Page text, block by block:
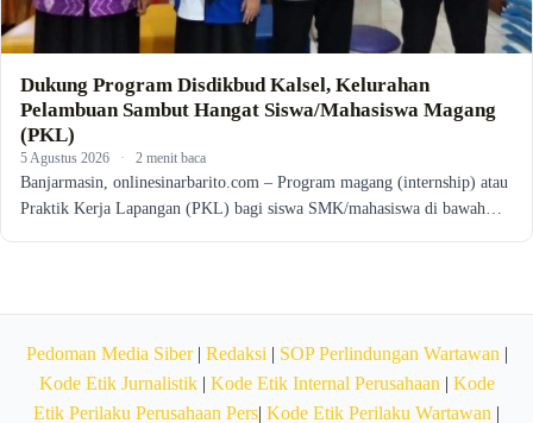
Dukung Program Disdikbud Kalsel, Kelurahan
Pelambuan Sambut Hangat Siswa/Mahasiswa Magang
(PKL)
5 Agustus 2026 · 2 menit baca
Banjarmasin, onlinesinarbarito.com – Program magang (internship) atau
Praktik Kerja Lapangan (PKL) bagi siswa SMK/mahasiswa di bawah…
Pedoman Media Siber| Redaksi | SOP Perlindungan Wartawan |
Kode Etik Jurnalistik| Kode Etik Internal Perusahaan | Kode
Etik Perilaku Perusahaan Pers| Kode Etik Perilaku Wartawan |